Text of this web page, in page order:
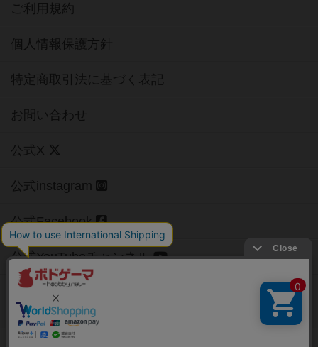
ご利用規約
個人情報保護方針
特定商取引法に基づく表記
お問い合わせ
公式X
公式instagram
公式Facebook
公式YouTubeチャンネル